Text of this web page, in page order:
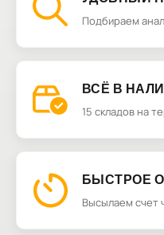
Подбираем
ВСЁ В
15 складов на
БЫСТРОЕ
Высылаем счет